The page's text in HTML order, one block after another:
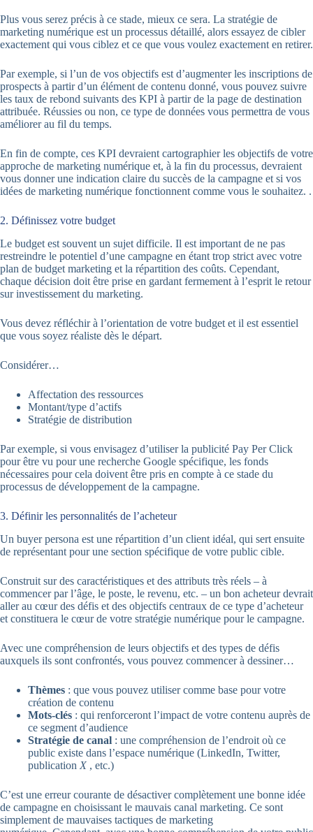
Plus vous serez précis à ce stade, mieux ce sera. La stratégie de
marketing numérique est un processus détaillé, alors essayez de cibler
exactement qui vous ciblez et ce que vous voulez exactement en retirer.
Par exemple, si l’un de vos objectifs est d’augmenter les inscriptions de
prospects à partir d’un élément de contenu donné, vous pouvez suivre
les taux de rebond suivants des KPI à partir de la page de destination
attribuée. Réussies ou non, ce type de données vous permettra de vous
améliorer au fil du temps.
En fin de compte, ces KPI devraient cartographier les objectifs de votre
approche de marketing numérique et, à la fin du processus, devraient
vous donner une indication claire du succès de la campagne et si vos
idées de marketing numérique fonctionnent comme vous le souhaitez. .
2. Définissez votre budget
Le budget est souvent un sujet difficile. Il est important de ne pas
restreindre le potentiel d’une campagne en étant trop strict avec votre
plan de budget marketing et la répartition des coûts. Cependant,
chaque décision doit être prise en gardant fermement à l’esprit le retour
sur investissement du marketing.
Vous devez réfléchir à l’orientation de votre budget et il est essentiel
que vous soyez réaliste dès le départ.
Considérer…
Affectation des ressources
Montant/type d’actifs
Stratégie de distribution
Par exemple, si vous envisagez d’utiliser la publicité Pay Per Click
pour être vu pour une recherche Google spécifique, les fonds
nécessaires pour cela doivent être pris en compte à ce stade du
processus de développement de la campagne.
3. Définir les personnalités de l’acheteur
Un buyer persona est une répartition d’un client idéal, qui sert ensuite
de représentant pour une section spécifique de votre public cible.
Construit sur des caractéristiques et des attributs très réels – à
commencer par l’âge, le poste, le revenu, etc. – un bon acheteur devrait
aller au cœur des défis et des objectifs centraux de ce type d’acheteur
et constituera le cœur de votre stratégie numérique pour le campagne.
Avec une compréhension de leurs objectifs et des types de défis
auxquels ils sont confrontés, vous pouvez commencer à dessiner…
Thèmes : que vous pouvez utiliser comme base pour votre
création de contenu
Mots-clés : qui renforceront l’impact de votre contenu auprès de
ce segment d’audience
Stratégie de canal : une compréhension de l’endroit où ce
public existe dans l’espace numérique (LinkedIn, Twitter,
publication X , etc.)
C’est une erreur courante de désactiver complètement une bonne idée
de campagne en choisissant le mauvais canal marketing. Ce sont
simplement de mauvaises tactiques de marketing